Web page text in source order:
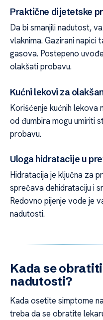
Praktične dijetetske
Da bi smanjili nadutost,
vlaknima. Gazirani napici
gasova. Postepeno
olakšati probavu.
Kućni lekovi za
Korišćenje kućnih lekova
od đumbira mogu umiriti
probavu.
Uloga hidratacije u
Hidratacija je ključna za
sprečava dehidrataciju i
Redovno pijenje vode je
nadutosti.
Kada se
nadutosti?
Kada osetite simptome
treba da se obratite